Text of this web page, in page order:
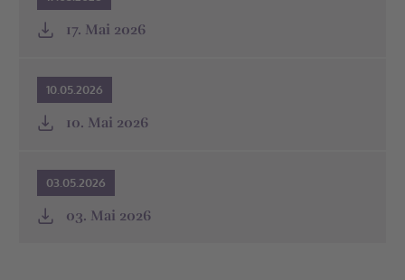
17. Mai 2026
10.05.2026
10. Mai 2026
03.05.2026
03. Mai 2026